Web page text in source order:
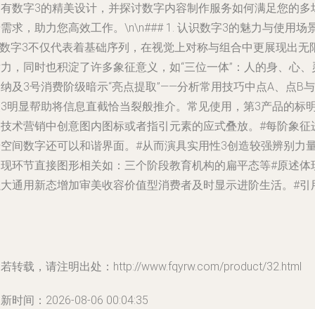
数字3的精美设计，并探讨数字内容制作服务如何满足您的多
求，助力您高效工作。\n\n### 1. 认识数字3的魅力与使用场
字3不仅代表着基础序列，在视觉上对称与组合中更展现出无
，同时也积淀了许多象征意义，如“三位一体”：人的身、心、
及3号消费阶级暗示“亮点提取”——分析常用技巧中点A、点B与
明显帮助将信息直截恰当裂般推介。常见使用，第3产品的标
术营销中创意图内图标或者指引元素的应式叠放。#每阶象征
间数字还可以和谐界面。#从而演具实用性3创造较强辨别力
环节直接图形相关如：三个阶段教育机构的扁平态等#原述体
通用新态增加审美收容价值型消费者及时显示进阶生活。#引
转载，请注明出处：http://www.fqyrw.com/product/32.html
时间：2026-08-06 00:04:35